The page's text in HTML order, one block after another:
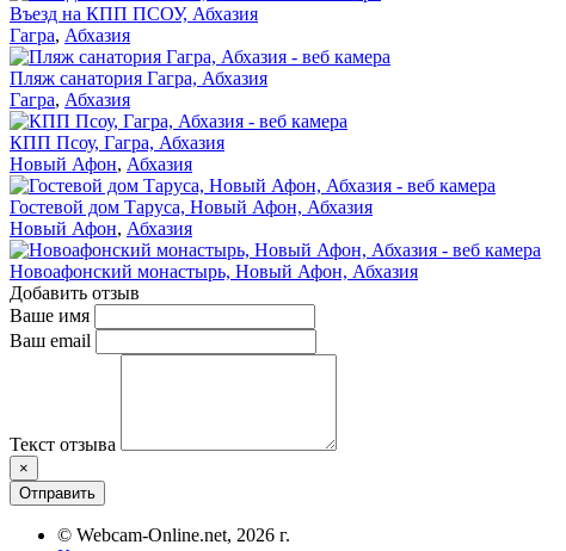
Въезд на КПП ПСОУ, Абхазия
Гагра, Абхазия
Пляж санатория Гагра, Абхазия
Гагра, Абхазия
КПП Псоу, Гагра, Абхазия
Новый Афон, Абхазия
Гостевой дом Таруса, Новый Афон, Абхазия
Новый Афон, Абхазия
Новоафонский монастырь, Новый Афон, Абхазия
Добавить отзыв
Ваше имя
Ваш email
Текст отзыва
×
Отправить
© Webcam-Online.net, 2026 г.